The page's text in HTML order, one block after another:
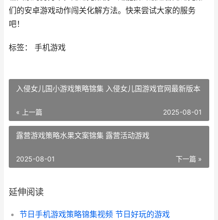
们的安卓游戏动作闯关化解方法。快来尝试大家的服务
吧！
标签： 手机游戏
入侵女儿国小游戏策略锦集 入侵女儿国游戏官网最新版本
« 上一篇 2025-08-01
露营游戏策略水果文案锦集 露营活动游戏
下一篇 »
2025-08-01
延伸阅读
节日手机游戏策略锦集视频 节日好玩的游戏